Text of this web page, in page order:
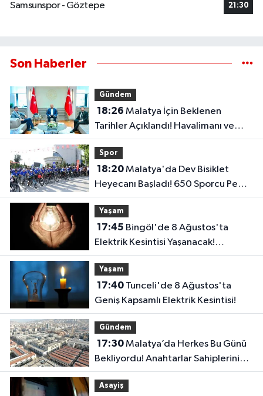
Samsunspor - Göztepe
21:30
Son Haberler
Gündem
18:26
Tarihler Açıklandı! Havalimanı ve
Çevre Yolu Açılıyor..
Spor
18:20Malatya'da Dev Bisiklet
Heyecanı Başladı! 650 Sporcu Pedal
Çeviriyor..
Yaşam
17:45
Elektrik Kesintisi Yaşanacak!
Karlıova'da 2 Köy Etkilenecek
Yaşam
17:40Tunceli'de 8 Ağustos'ta
Geniş Kapsamlı Elektrik Kesintisi!
Gündem
17:30Malatya’da Herkes Bu Günü
Bekliyordu! Anahtarlar Sahiplerini
Buluyor
Asayiş